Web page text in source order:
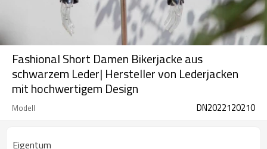
Fashional Short Damen Bikerjacke aus
schwarzem Leder| Hersteller von Lederjacken
mit hochwertigem Design
Modell DN2022120210
Eigentum